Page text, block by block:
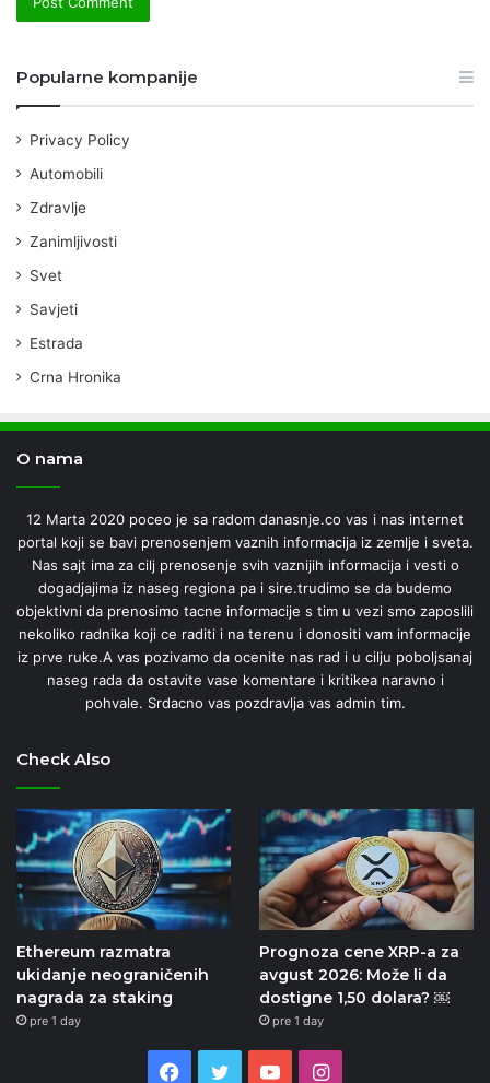
Popularne kompanije
Privacy Policy
Automobili
Zdravlje
Zanimljivosti
Svet
Savjeti
Estrada
Crna Hronika
O nama
12 Marta 2020 poceo je sa radom danasnje.co vas i nas internet
portal koji se bavi prenosenjem vaznih informacija iz zemlje i sveta.
Nas sajt ima za cilj prenosenje svih vaznijih informacija i vesti o
dogadjajima iz naseg regiona pa i sire.trudimo se da budemo
objektivni da prenosimo tacne informacije s tim u vezi smo zaposlili
nekoliko radnika koji ce raditi i na terenu i donositi vam informacije
iz prve ruke.A vas pozivamo da ocenite nas rad i u cilju poboljsanaj
naseg rada da ostavite vase komentare i kritikea naravno i
pohvale. Srdacno vas pozdravlja vas admin tim.
Check Also
Ethereum razmatra
ukidanje neograničenih
nagrada za staking
pre 1 day
Prognoza cene XRP-a za
avgust 2026: Može li da
dostigne 1,50 dolara? ￼
pre 1 day
Facebook
TwitterYouTubeInstagram